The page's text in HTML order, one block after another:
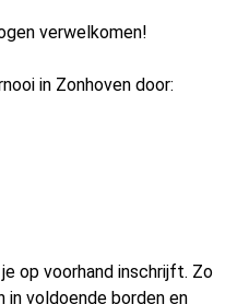
verwelkomen!
in Zonhoven door:
op voorhand inschrijft. Zo
in voldoende borden en